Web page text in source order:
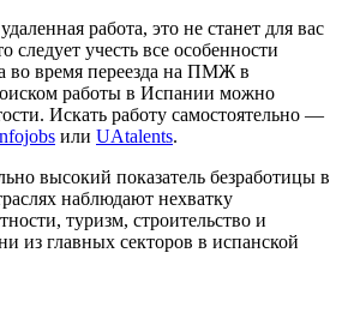
работа, это не станет для вас
следует учесть все особенности
во время переезда на ПМЖ в
работы в Испании можно
Искать работу самостоятельно —
или UAtalents.
высокий показатель безработицы в
наблюдают нехватку
туризм, строительство и
из главных секторов в испанской